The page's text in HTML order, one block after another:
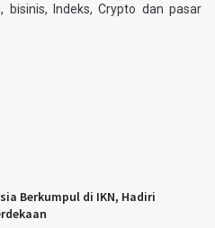
bisinis, Indeks, Crypto dan pasar
Berkumpul di IKN, Hadiri